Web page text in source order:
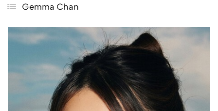
Gemma Chan